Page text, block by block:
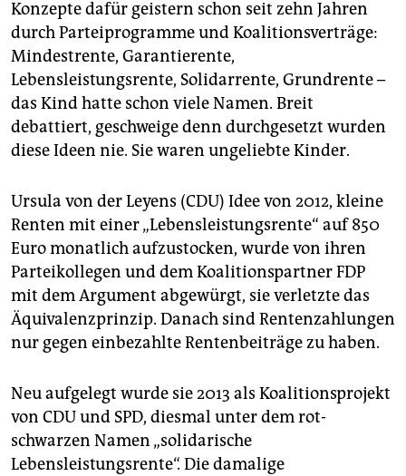
Konzepte dafür geistern schon seit zehn Jahren
durch Parteiprogramme und Koalitionsverträge:
Mindestrente, Garantierente,
Lebensleistungsrente, Solidarrente, Grundrente –
das Kind hatte schon viele Namen. Breit
debattiert, geschweige denn durchgesetzt wurden
diese Ideen nie. Sie waren ungeliebte Kinder.
Ursula von der Leyens (CDU) Idee von 2012, kleine
Renten mit einer „Lebensleistungsrente“ auf 850
Euro monatlich aufzustocken, wurde von ihren
Parteikollegen und dem Koalitionspartner FDP
mit dem Argument abgewürgt, sie verletzte das
Äquivalenzprinzip. Danach sind Rentenzahlungen
nur gegen einbezahlte Rentenbeiträge zu haben.
Neu aufgelegt wurde sie 2013 als Koalitionsprojekt
von CDU und SPD, diesmal unter dem rot-
schwarzen Namen „solidarische
Lebensleistungsrente“. Die damalige